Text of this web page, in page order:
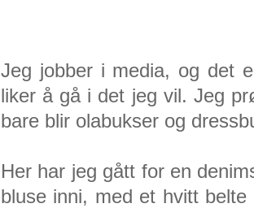
Jeg jobber i media, og det
liker å gå i det jeg vil. Jeg
bare blir olabukser og
Her har jeg gått for en
bluse inni, med et hvitt